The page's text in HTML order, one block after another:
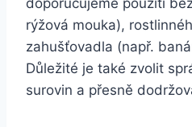
doporučujeme použití
rýžová mouka),
zahušťovadla (např.
Důležité je také zvolit
surovin a přesně